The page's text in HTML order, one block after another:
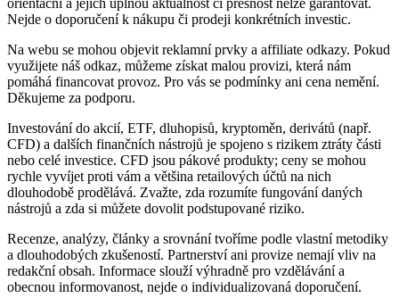
Nejde o doporučení k nákupu či prodeji konkrétních investic.
Na webu se mohou objevit reklamní prvky a affiliate odkazy. Pokud
využijete náš odkaz, můžeme získat malou provizi, která nám
pomáhá financovat provoz. Pro vás se podmínky ani cena nemění.
Děkujeme za podporu.
Investování do akcií, ETF, dluhopisů, kryptoměn, derivátů (např.
CFD) a dalších finančních nástrojů je spojeno s rizikem ztráty části
nebo celé investice. CFD jsou pákové produkty; ceny se mohou
rychle vyvíjet proti vám a většina retailových účtů na nich
dlouhodobě prodělává. Zvažte, zda rozumíte fungování daných
nástrojů a zda si můžete dovolit podstupované riziko.
Recenze, analýzy, články a srovnání tvoříme podle vlastní metodiky
a dlouhodobých zkušeností. Partnerství ani provize nemají vliv na
redakční obsah. Informace slouží výhradně pro vzdělávání a
obecnou informovanost, nejde o individualizovaná doporučení.